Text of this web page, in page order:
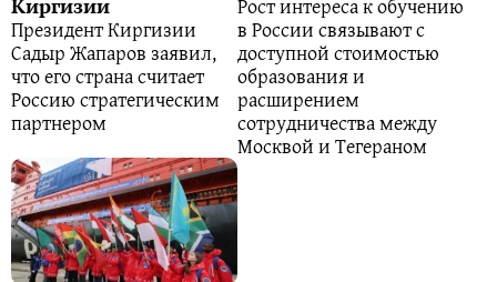
Киргизии
Президент Киргизии
Садыр Жапаров заявил,
что его страна считает
Россию стратегическим
партнером
Рост интереса к обучению
в России связывают с
доступной стоимостью
образования и
расширением
сотрудничества между
Москвой и Тегераном